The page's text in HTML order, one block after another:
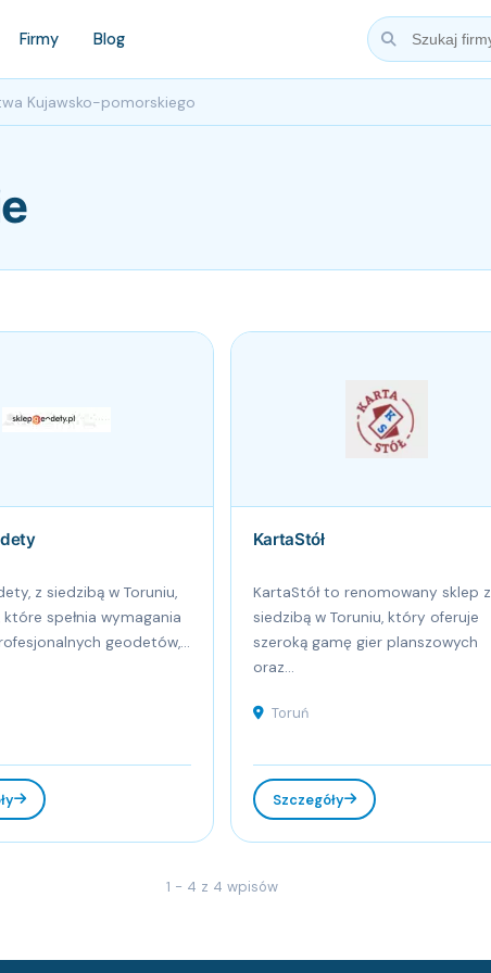
Firmy Blog
Kujawsko-pomorskiego
z siedzibą w Toruniu,
spełnia wymagania
geodetów,...
KartaStół
KartaStół to renomowany sklep z
siedzibą w Toruniu, który oferuje
szeroką gamę gier planszowych
oraz...
Toruń
Szczegóły
1 - 4 z 4 wpisów